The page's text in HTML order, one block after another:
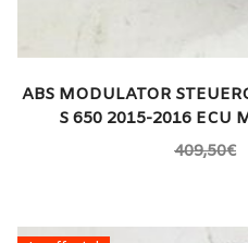
ABS MODULATOR
S 650 2015-2016 ECU
409,50€